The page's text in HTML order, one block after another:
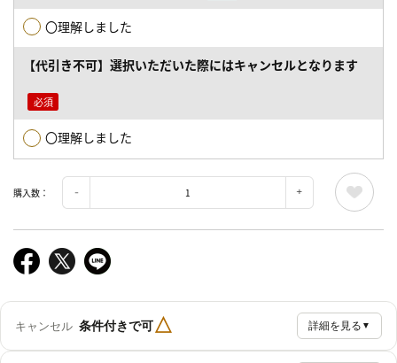
〇理解しました
【代引き不可】選択いただいた際にはキャンセルとなります
〇理解しました
購入数：
キャンセル 条件付きで可△ 詳細を見る ▼